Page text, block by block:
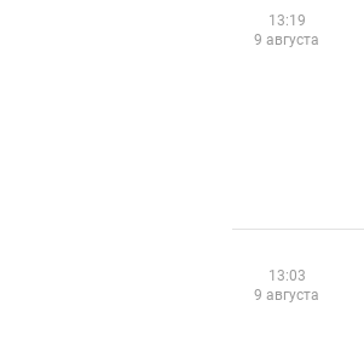
13:19
9 августа
13:03
9 августа